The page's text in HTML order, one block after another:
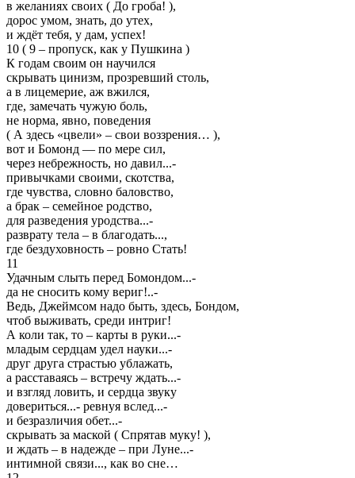
в желаниях своих ( До гроба! ),
дорос умом, знать, до утех,
и ждёт тебя, у дам, успех!
10 ( 9 – пропуск, как у Пушкина )
К годам своим он научился
скрывать цинизм, прозревший столь,
а в лицемерие, аж вжился,
где, замечать чужую боль,
не норма, явно, поведения
( А здесь «цвели» – свои воззрения… ),
вот и Бомонд — по мере сил,
через небрежность, но давил...-
привычками своими, скотства,
где чувства, словно баловство,
а брак – семейное родство,
для разведения уродства...-
разврату тела – в благодать...,
где бездуховность – ровно Стать!
11
Удачным слыть перед Бомондом...-
да не сносить кому вериг!..-
Ведь, Джеймсом надо быть, здесь, Бондом,
чтоб выживать, среди интриг!
А коли так, то – карты в руки...-
младым сердцам удел науки...-
друг друга страстью ублажать,
а расставаясь – встречу ждать...-
и взгляд ловить, и сердца звуку
довериться...- ревнуя вслед...-
и безразличия обет...-
скрывать за маской ( Спрятав муку! ),
и ждать – в надежде – при Луне...-
интимной связи..., как во сне…